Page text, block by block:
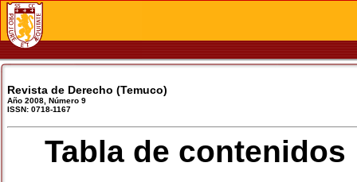
Revista de Derecho (Temuco)
Año 2008, Número 9
ISSN: 0718-1167
Tabla de contenidos